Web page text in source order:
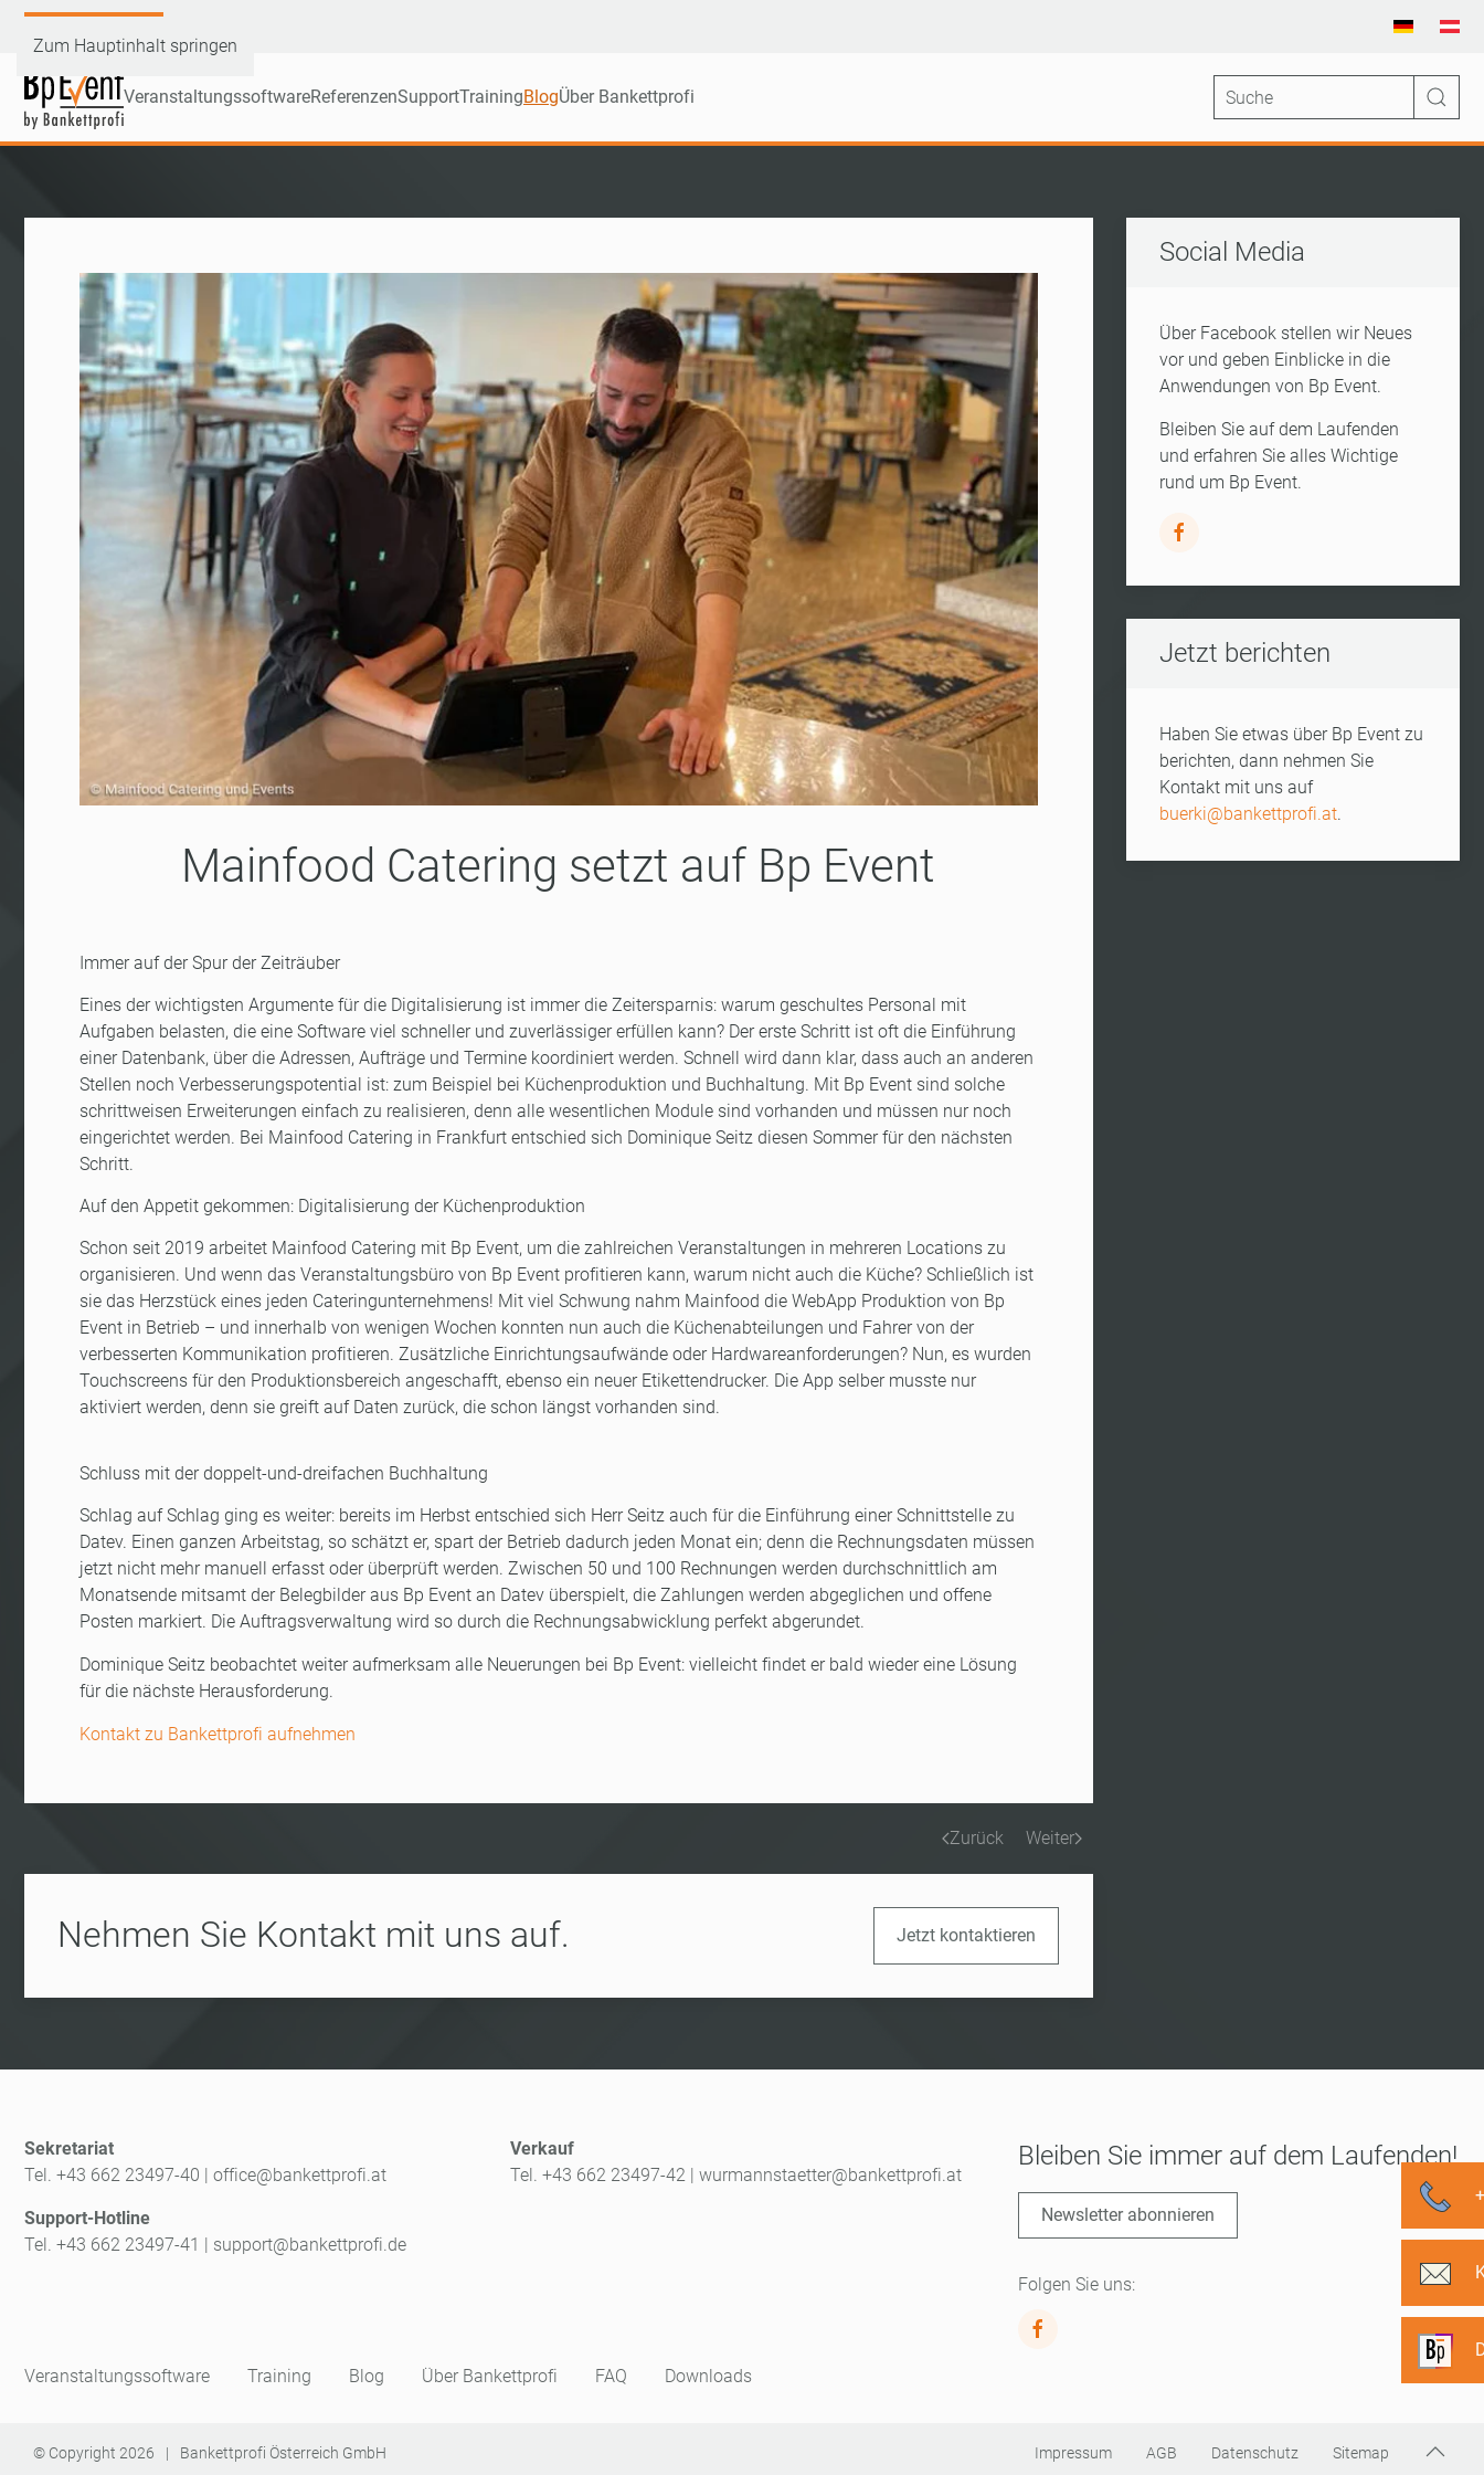
Zum Hauptinhalt springen
VeranstaltungssoftwareReferenzenSupportTrainingBlogÜber Bankettprofi
Mainfood Catering setzt auf Bp Event
Immer auf der Spur der Zeiträuber
Eines der wichtigsten Argumente für die Digitalisierung ist immer die Zeitersparnis: warum geschultes Personal mit
Aufgaben belasten, die eine Software viel schneller und zuverlässiger erfüllen kann? Der erste Schritt ist oft die Einführung
einer Datenbank, über die Adressen, Aufträge und Termine koordiniert werden. Schnell wird dann klar, dass auch an anderen
Stellen noch Verbesserungspotential ist: zum Beispiel bei Küchenproduktion und Buchhaltung. Mit Bp Event sind solche
schrittweisen Erweiterungen einfach zu realisieren, denn alle wesentlichen Module sind vorhanden und müssen nur noch
eingerichtet werden. Bei Mainfood Catering in Frankfurt entschied sich Dominique Seitz diesen Sommer für den nächsten
Schritt.
Auf den Appetit gekommen: Digitalisierung der Küchenproduktion
Schon seit 2019 arbeitet Mainfood Catering mit Bp Event, um die zahlreichen Veranstaltungen in mehreren Locations zu
organisieren. Und wenn das Veranstaltungsbüro von Bp Event profitieren kann, warum nicht auch die Küche? Schließlich ist
sie das Herzstück eines jeden Cateringunternehmens! Mit viel Schwung nahm Mainfood die WebApp Produktion von Bp
Event in Betrieb – und innerhalb von wenigen Wochen konnten nun auch die Küchenabteilungen und Fahrer von der
verbesserten Kommunikation profitieren. Zusätzliche Einrichtungsaufwände oder Hardwareanforderungen? Nun, es wurden
Touchscreens für den Produktionsbereich angeschafft, ebenso ein neuer Etikettendrucker. Die App selber musste nur
aktiviert werden, denn sie greift auf Daten zurück, die schon längst vorhanden sind.
Schluss mit der doppelt-und-dreifachen Buchhaltung
Schlag auf Schlag ging es weiter: bereits im Herbst entschied sich Herr Seitz auch für die Einführung einer Schnittstelle zu
Datev. Einen ganzen Arbeitstag, so schätzt er, spart der Betrieb dadurch jeden Monat ein; denn die Rechnungsdaten müssen
jetzt nicht mehr manuell erfasst oder überprüft werden. Zwischen 50 und 100 Rechnungen werden durchschnittlich am
Monatsende mitsamt der Belegbilder aus Bp Event an Datev überspielt, die Zahlungen werden abgeglichen und offene
Posten markiert. Die Auftragsverwaltung wird so durch die Rechnungsabwicklung perfekt abgerundet.
Dominique Seitz beobachtet weiter aufmerksam alle Neuerungen bei Bp Event: vielleicht findet er bald wieder eine Lösung
für die nächste Herausforderung.
Kontakt zu Bankettprofi aufnehmen
Zurück Weiter
Nehmen Sie Kontakt mit uns auf. Jetzt kontaktieren
Social Media
Über Facebook stellen wir Neues
vor und geben Einblicke in die
Anwendungen von Bp Event.
Bleiben Sie auf dem Laufenden
und erfahren Sie alles Wichtige
rund um Bp Event.
Jetzt berichten
Haben Sie etwas über Bp Event zu
berichten, dann nehmen Sie
Kontakt mit uns auf
buerki@bankettprofi.at.
Sekretariat
Tel. +43 662 23497-40 | office@bankettprofi.at
Support-Hotline
Tel. +43 662 23497-41 | support@bankettprofi.de
Verkauf
Tel. +43 662 23497-42 | wurmannstaetter@bankettprofi.at
Veranstaltungssoftware Training Blog Über Bankettprofi FAQ Downloads
Bleiben Sie immer auf dem Laufenden!
Newsletter abonnieren
Folgen Sie uns:
© Copyright 2026 | Bankettprofi Österreich GmbH Impressum AGB Datenschutz Sitemap